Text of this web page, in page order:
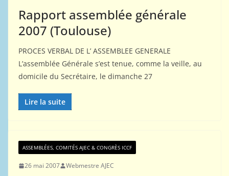
Rapport assemblée générale
2007 (Toulouse)
PROCES VERBAL DE L’ ASSEMBLEE GENERALE
L’assemblée Générale s’est tenue, comme la veille, au
domicile du Secrétaire, le dimanche 27
Lire la suite
ASSEMBLÉES, COMITÉS AJEC & CONGRÈS ICCF
26 mai 2007 Webmestre AJEC